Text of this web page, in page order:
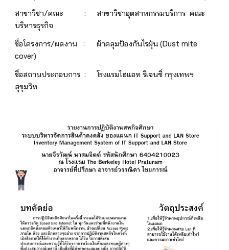
สาขาวิชา/คณะ
:
สาขาวิชาอุตสาหกรรมบริการ คณะ
บริหารธุรกิจ
ชื่อโครงการ/ผลงาน :
ผ้าคลุมป้องกันไรฝุ่น (Dust mite
cover)
ชื่อสถานประกอบการ :
โรงแรมไฮแอท รีเจนซี่ กรุงเทพฯ
สุขุมวิท